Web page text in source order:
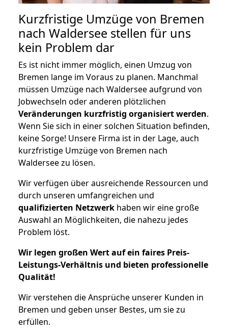
Kurzfristige Umzüge von Bremen
nach Waldersee stellen für uns
kein Problem dar
Es ist nicht immer möglich, einen Umzug von
Bremen lange im Voraus zu planen. Manchmal
müssen Umzüge nach Waldersee aufgrund von
Jobwechseln oder anderen plötzlichen
Veränderungen kurzfristig organisiert werden.
Wenn Sie sich in einer solchen Situation befinden,
keine Sorge! Unsere Firma ist in der Lage, auch
kurzfristige Umzüge von Bremen nach
Waldersee zu lösen.
Wir verfügen über ausreichende Ressourcen und
durch unseren umfangreichen und
qualifizierten Netzwerk haben wir eine große
Auswahl an Möglichkeiten, die nahezu jedes
Problem löst.
Wir legen großen Wert auf ein faires Preis-
Leistungs-Verhältnis und bieten professionelle
Qualität!
Wir verstehen die Ansprüche unserer Kunden in
Bremen und geben unser Bestes, um sie zu
erfüllen.